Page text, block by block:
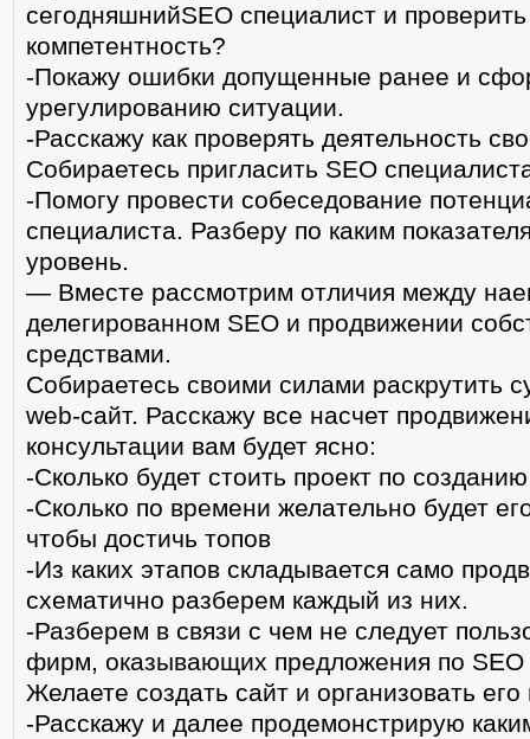
сегодняшнийSEO специалист и проверить
компетентность?
-Покажу ошибки допущенные ранее и
урегулированию ситуации.
-Расскажу как проверять деятельность
Собираетесь пригласить SEO
-Помогу провести собеседование
специалиста. Разберу по каким
уровень.
— Вместе рассмотрим отличия между
делегированном SEO и продвижении
средствами.
Собираетесь своими силами раскрутить
web-сайт. Расскажу все насчет
консультации вам будет ясно:
-Сколько будет стоить проект по
-Сколько по времени желательно будет
чтобы достичь топов
-Из каких этапов складывается само
схематично разберем каждый из них.
-Разберем в связи с чем не следует
фирм, оказывающих предложения по SEO
Желаете создать сайт и организовать
-Расскажу и далее продемонстрирую